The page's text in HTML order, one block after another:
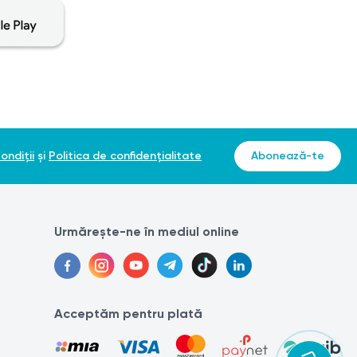
nivelul anticorpilor.
antecubitală. Procedura este rapidă și nedureroasă,
Dacă aveți dureri sau agravarea unei boli, este
și Politica de confidențialitate Abonează-te
Urmărește-ne în mediul online
Acceptăm pentru plată